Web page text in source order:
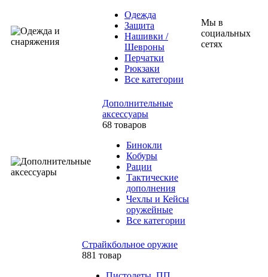
Одежда
Защита
Нашивки /
Шевроны
Перчатки
Рюкзаки
Все категории
Дополнительные
аксессуары
68 товаров
Бинокли
Кобуры
Рации
Тактические
дополнения
Чехлы и Кейсы
оружейные
Все категории
Страйкбольное оружие
881 товар
Мы в
социальных
сетях